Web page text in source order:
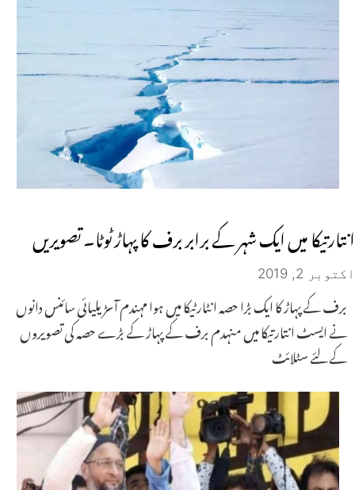
انتارتیکا میں ایک شہر کے برابر برف کا پہاڑ ٹوٹا۔ تصویریں
اکتوبر 2, 2019
برف کے پہاڑ کا ایک بڑا حصہ انٹارٹیکا میں ہوا مہندم آسڑیلیائی سائنس دانوں
نے ایسٹ انتارتیکا میں منہدم برف کے پہاڑ کے بڑے حصہ کی تصویروں
کے لئے سٹلائٹ